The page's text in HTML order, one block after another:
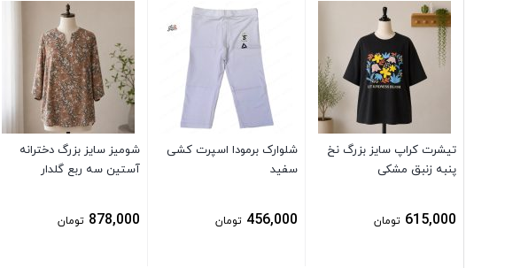
تیشرت کراپ سایز بزرگ نخ
پنبه زنبق مشکی
615,000 تومان
شلوارک برمودا اسپرت کشی
سفید
456,000 تومان
شومیز سایز بزرگ دخترانه
آستین سه ربع گلدار
878,000 تومان